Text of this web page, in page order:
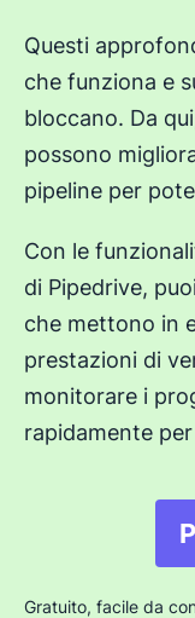
Questi
che funziona e
bloccano. Da
possono
pipeline per
Con le
di Pipedrive,
che mettono in
prestazioni di
monitorare i
rapidamente
Gratuito, facile da